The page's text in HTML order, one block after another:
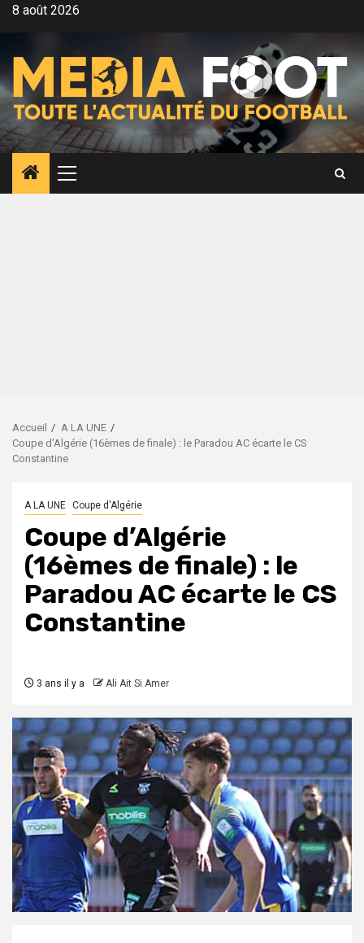
Aller8 août 2026
Menu
principal
Accueil
A LA UNE
Coupe d’Algérie (16èmes de finale) : le Paradou AC écarte le CS
Constantine
A LA UNE Coupe d'Algérie
Coupe d’Algérie
(16èmes de finale) : le
Paradou AC écarte le CS
Constantine
3 ans il y a Ali Ait Si Amer